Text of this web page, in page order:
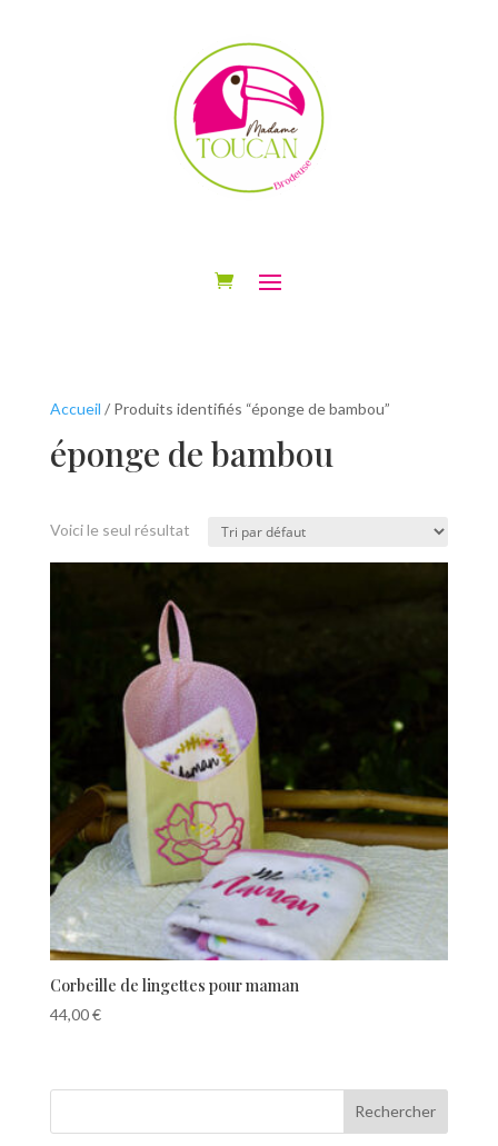
Accueil / Produits identifiés “éponge de bambou”
éponge de bambou
Voici le seul résultat
Corbeille de lingettes pour maman
44,00€
Rechercher